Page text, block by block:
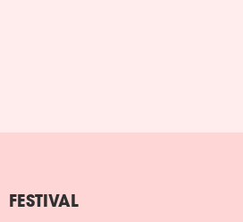
FESTIVAL